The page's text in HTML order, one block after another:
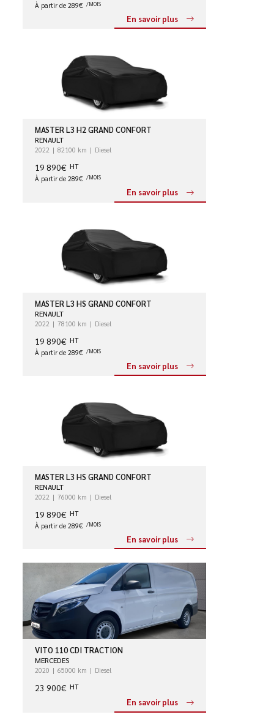
À partir de 289€ /MOIS
En savoir plus
MASTER L3 H2 GRAND CONFORT
RENAULT
2022 82100 km Diesel
19 890€ HT
À partir de 289€ /MOIS
En savoir plus
MASTER L3 HS GRAND CONFORT
RENAULT
2022 78100 km Diesel
19 890€ HT
À partir de 289€ /MOIS
En savoir plus
MASTER L3 HS GRAND CONFORT
RENAULT
2022 76000 km Diesel
19 890€ HT
À partir de 289€ /MOIS
En savoir plus
VITO 110 CDI TRACTION
MERCEDES
2020 65000 km Diesel
23 900€ HT
En savoir plus